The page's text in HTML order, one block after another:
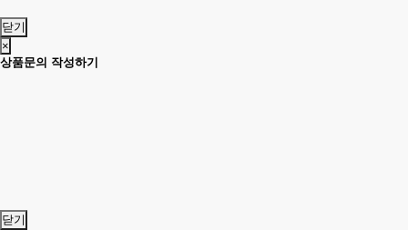
닫기
×
상품문의 작성하기
닫기